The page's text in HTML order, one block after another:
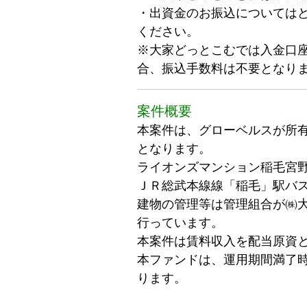
・出資金のお振込について
ください。
※大家どっとこむでは入金口
合、振込手数料は不要となり
案件概要
本案件は、グローベルスが所
となります。
ライオンズマンション稲毛宮
ＪＲ総武本線線「稲毛」駅
建物の管理等は管理組合が㈱
行っています。
本案件は賃料収入を配当原資
本ファンドは、運用期間満了
ります。